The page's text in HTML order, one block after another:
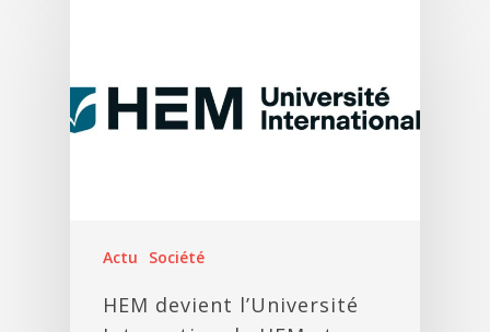
Actu Société
HEM devient l’Université